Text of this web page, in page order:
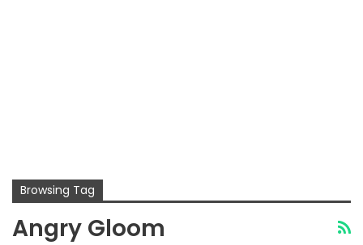
Browsing Tag
Angry Gloom